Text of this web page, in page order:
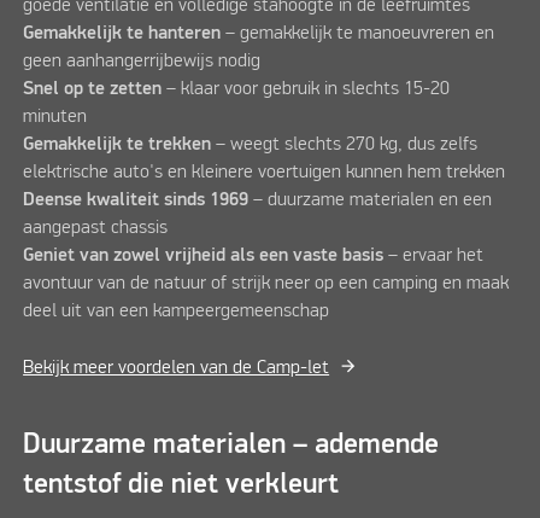
goede ventilatie en volledige stahoogte in de leefruimtes
Gemakkelijk te hanteren – gemakkelijk te manoeuvreren en
geen aanhangerrijbewijs nodig
Snel op te zetten – klaar voor gebruik in slechts 15-20
minuten
Gemakkelijk te trekken – weegt slechts 270 kg, dus zelfs
elektrische auto's en kleinere voertuigen kunnen hem trekken
Deense kwaliteit sinds 1969 – duurzame materialen en een
aangepast chassis
Geniet van zowel vrijheid als een vaste basis – ervaar het
avontuur van de natuur of strijk neer op een camping en maak
deel uit van een kampeergemeenschap
Bekijk meer voordelen van de Camp-let
Duurzame materialen – ademende
tentstof die niet verkleurt